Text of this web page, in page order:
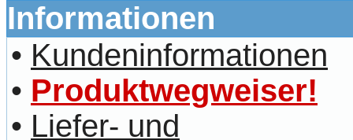
Informationen
• Kundeninformationen
• Produktwegweiser!
• Liefer- und